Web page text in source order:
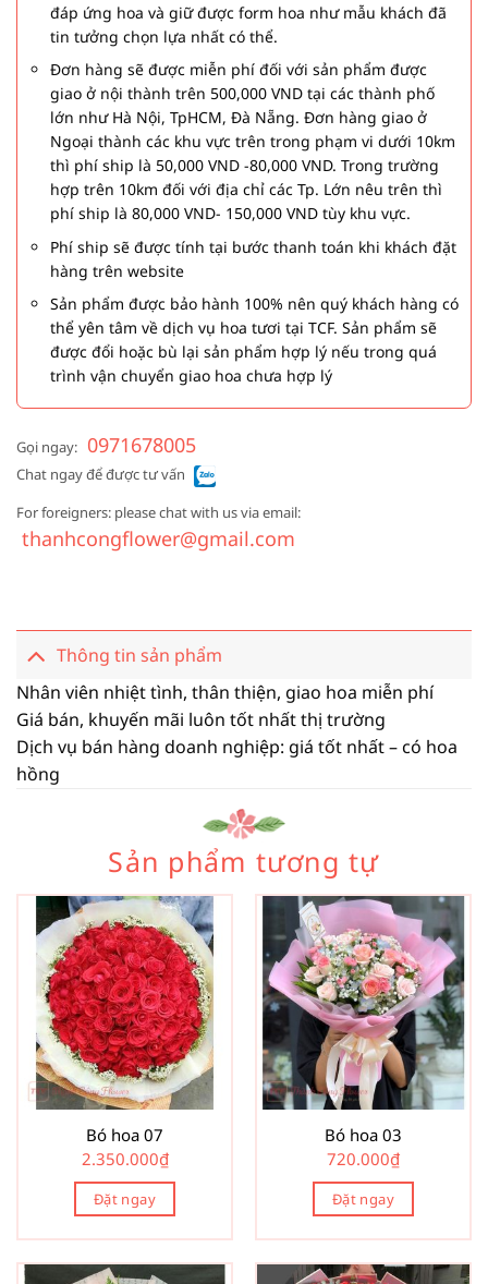
đáp ứng hoa và giữ được form hoa như mẫu khách đã
tin tưởng chọn lựa nhất có thể.
Đơn hàng sẽ được miễn phí đối với sản phẩm được
giao ở nội thành trên 500,000 VND tại các thành phố
lớn như Hà Nội, TpHCM, Đà Nẵng. Đơn hàng giao ở
Ngoại thành các khu vực trên trong phạm vi dưới 10km
thì phí ship là 50,000 VND -80,000 VND. Trong trường
hợp trên 10km đối với địa chỉ các Tp. Lớn nêu trên thì
phí ship là 80,000 VND- 150,000 VND tùy khu vực.
Phí ship sẽ được tính tại bước thanh toán khi khách đặt
hàng trên website
Sản phẩm được bảo hành 100% nên quý khách hàng có
thể yên tâm về dịch vụ hoa tươi tại TCF. Sản phẩm sẽ
được đổi hoặc bù lại sản phẩm hợp lý nếu trong quá
trình vận chuyển giao hoa chưa hợp lý
Gọi ngay: 0971678005
Chat ngay để được tư vấn
For foreigners: please chat with us via email:
thanhcongflower@gmail.com
Thông tin sản phẩm
Nhân viên nhiệt tình, thân thiện, giao hoa miễn phí
Giá bán, khuyến mãi luôn tốt nhất thị trường
Dịch vụ bán hàng doanh nghiệp: giá tốt nhất – có hoa
hồng
Sản phẩm tương tự
Bó hoa 07
2.350.000₫
Đặt ngay
Bó hoa 03
720.000₫
Đặt ngay